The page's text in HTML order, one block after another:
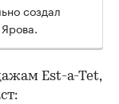
создал
Est-a-Tet,